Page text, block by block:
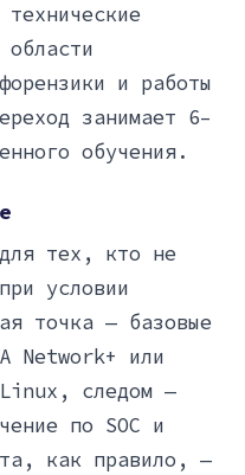
и работы
занимает 6–
обучения.
для тех, кто не
условии
точка — базовые
Network+ или
следом —
по SOC и
как правило, —